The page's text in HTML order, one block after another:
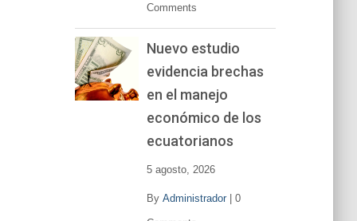
Comments
Nuevo estudio
evidencia brechas
en el manejo
económico de los
ecuatorianos
5 agosto, 2026
By Administrador| 0